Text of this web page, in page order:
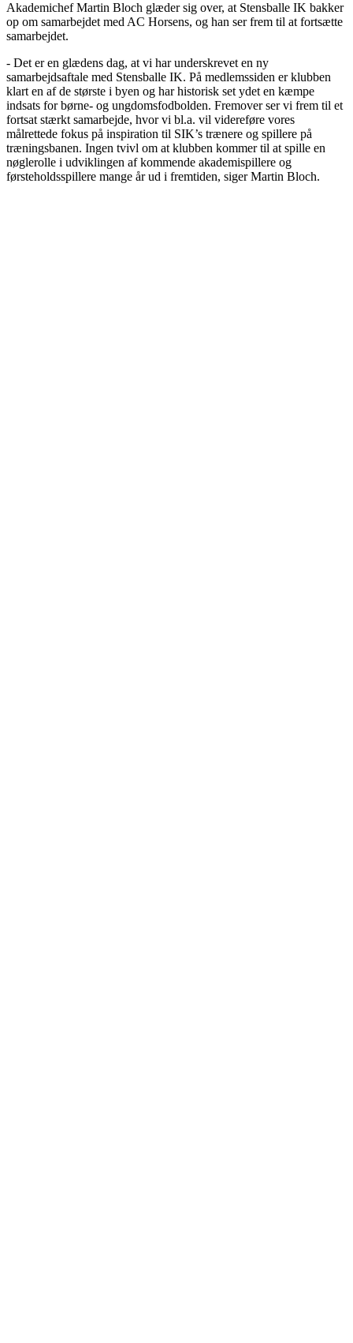
Akademichef Martin Bloch glæder sig over, at Stensballe IK bakker
op om samarbejdet med AC Horsens, og han ser frem til at fortsætte
samarbejdet.
- Det er en glædens dag, at vi har underskrevet en ny
samarbejdsaftale med Stensballe IK. På medlemssiden er klubben
klart en af de største i byen og har historisk set ydet en kæmpe
indsats for børne- og ungdomsfodbolden. Fremover ser vi frem til et
fortsat stærkt samarbejde, hvor vi bl.a. vil videreføre vores
målrettede fokus på inspiration til SIK’s trænere og spillere på
træningsbanen. Ingen tvivl om at klubben kommer til at spille en
nøglerolle i udviklingen af kommende akademispillere og
førsteholdsspillere mange år ud i fremtiden, siger Martin Bloch.